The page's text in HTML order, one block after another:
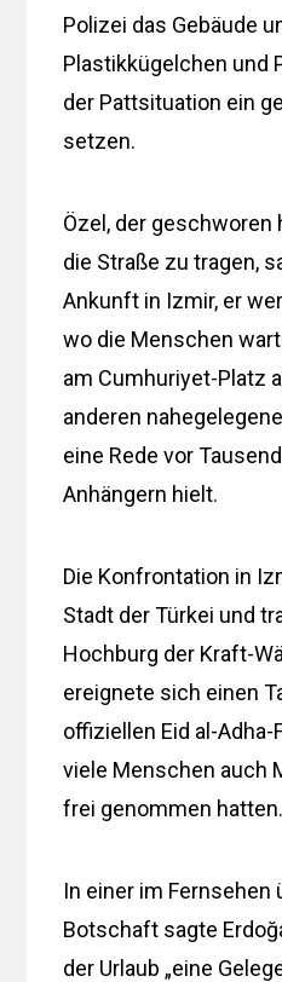
Polizei das Gebäude
Plastikkügelchen und
der Pattsituation ein
setzen.
Özel, der geschworen
die Straße zu tragen,
Ankunft in Izmir, er
wo die Menschen
am Cumhuriyet-Platz
anderen
eine Rede vor
Anhängern hielt.
Die Konfrontation in
Stadt der Türkei und
Hochburg der Kraft-
ereignete sich einen
offiziellen Eid al-Adha-
viele Menschen auch
frei genommen hatten.
In einer im Fernsehen
Botschaft sagte
der Urlaub „eine